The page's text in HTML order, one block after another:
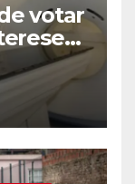
votar
en la